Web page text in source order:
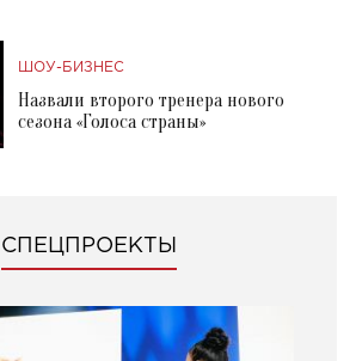
ШОУ-БИЗНЕС
Назвали второго тренера нового
сезона «Голоса страны»
СПЕЦПРОЕКТЫ